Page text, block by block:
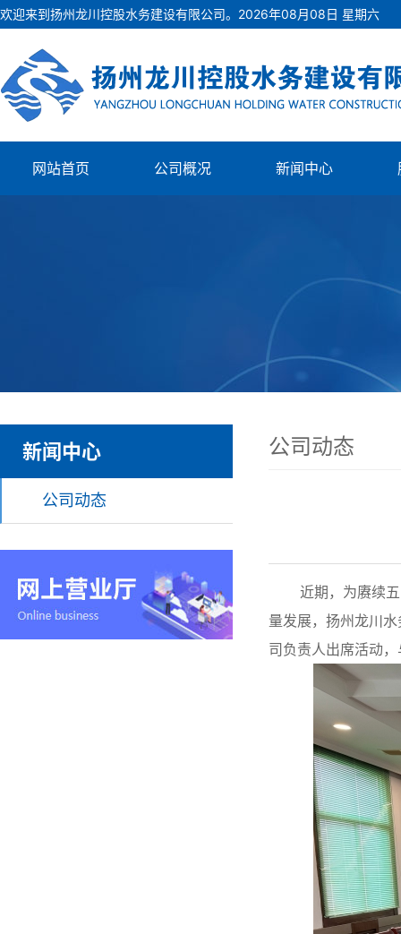
欢迎来到扬州龙川控股水务建设有限公司。 2026年08月08日 星期六
网站首页 公司概况 新闻中心
新闻中心
公司动态
公司动态
近期，为赓续五四
量发展，扬州龙川
司负责人出席活动